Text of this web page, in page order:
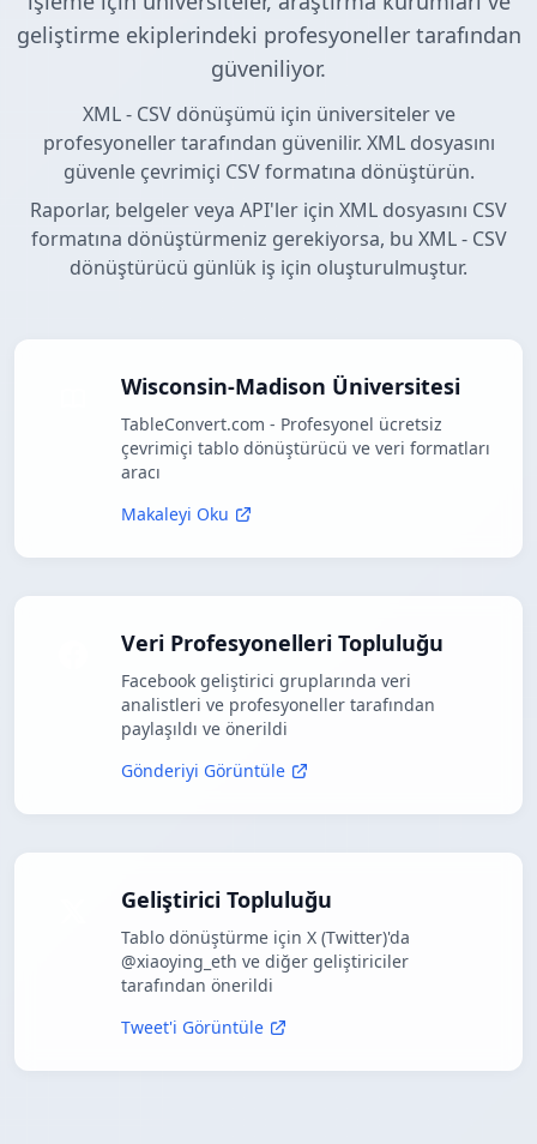
geliştirme ekiplerindeki profesyoneller tarafından
güveniliyor.
XML - CSV dönüşümü için üniversiteler ve
profesyoneller tarafından güvenilir. XML dosyasını
güvenle çevrimiçi CSV formatına dönüştürün.
Raporlar, belgeler veya API'ler için XML dosyasını CSV
formatına dönüştürmeniz gerekiyorsa, bu XML - CSV
dönüştürücü günlük iş için oluşturulmuştur.
Wisconsin-Madison Üniversitesi
TableConvert.com - Profesyonel ücretsiz
çevrimiçi tablo dönüştürücü ve veri formatları
aracı
Makaleyi Oku
Veri Profesyonelleri Topluluğu
Facebook geliştirici gruplarında veri
analistleri ve profesyoneller tarafından
paylaşıldı ve önerildi
Gönderiyi Görüntüle
Geliştirici Topluluğu
Tablo dönüştürme için X (Twitter)'da
@xiaoying_eth ve diğer geliştiriciler
tarafından önerildi
Tweet'i Görüntüle